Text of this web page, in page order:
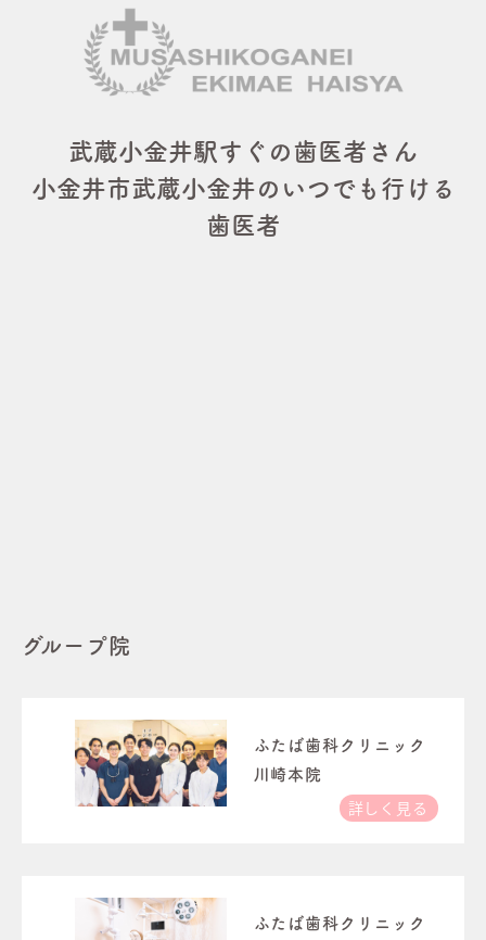
武蔵小金井駅すぐの歯医者さん
小金井市武蔵小金井のいつでも行ける
歯医者
グループ院
ふたば歯科クリニック
川崎本院
詳しく見る
ふたば歯科クリニック